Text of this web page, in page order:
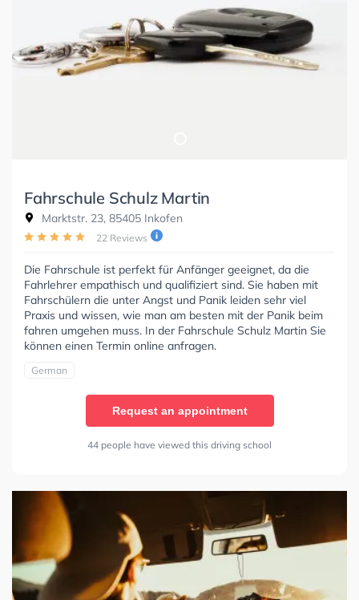
Fahrschule Schulz Martin
Marktstr. 23, 85405 Inkofen
22 Reviews
Die Fahrschule ist perfekt für Anfänger geeignet, da die
Fahrlehrer empathisch und qualifiziert sind. Sie haben mit
Fahrschülern die unter Angst und Panik leiden sehr viel
Praxis und wissen, wie man am besten mit der Panik beim
fahren umgehen muss. In der Fahrschule Schulz Martin Sie
können einen Termin online anfragen.
German
Request an appointment
44 people have viewed this driving school